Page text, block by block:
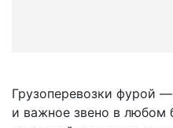
Грузоперевозки фурой
и важное звено в любом